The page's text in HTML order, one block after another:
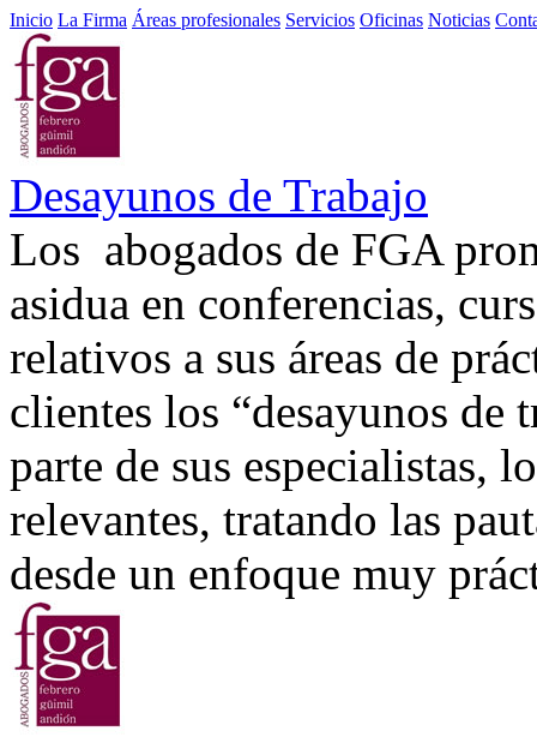
Inicio La Firma Áreas profesionales Servicios Oficinas Noticias
Desayunos de Trabajo
Los abogados de FGA
asidua en conferencias,
relativos a sus áreas de
clientes los “desayunos de
parte de sus especialistas,
relevantes, tratando las
desde un enfoque muy